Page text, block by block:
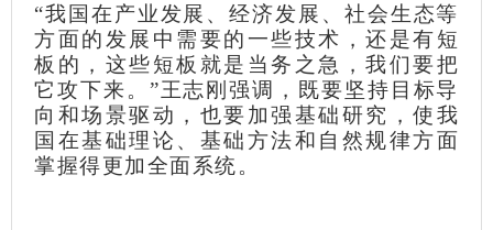
“我国在产业发展、经济发展、社会生态等
方面的发展中需要的一些技术，还是有短
板的，这些短板就是当务之急，我们要把
它攻下来。”王志刚强调，既要坚持目标导
向和场景驱动，也要加强基础研究，使我
国在基础理论、基础方法和自然规律方面
掌握得更加全面系统。